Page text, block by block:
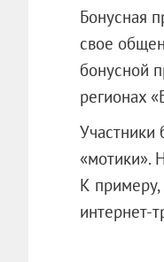
Бонусная
свое
бонусной
регионах
«мотики».
К примеру,
интернет-